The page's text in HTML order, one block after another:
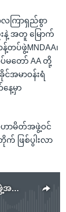
လကြာရှည်စွာ
နဲ့ အတူ မြောက်
တပ်ဖွဲ့MNDAA၊
မတော် AA တို့
အမာဝန်းရံ
ေ့မှာ
ဟာမိတ်အဖွဲ့ဝင်
ဖြစ်ပွါးလာ
မြန်မာစစ်တပ်နဲ့ မြောက်ပိုင်းမဟာမိတ်တပ်ဖွဲ့အကြား တိုက်ပွဲတွေပိုများလာ